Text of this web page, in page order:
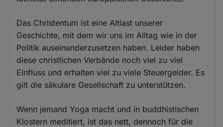
Das Christentum ist eine Altlast unserer
Geschichte, mit dem wir uns im Alltag wie in der
Politik auseinanderzusetzen haben. Leider haben
diese christlichen Verbände noch viel zu viel
Einfluss und erhalten viel zu viele Steuergelder. Es
gilt die säkulare Gesellschaft zu unterstützen.
Wenn jemand Yoga macht und in buddhistischen
Klostern meditiert, ist das nett, dennoch für die